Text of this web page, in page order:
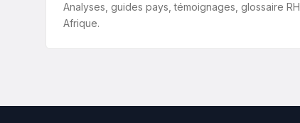
Analyses, guides pays, témoignages, glossaire RH
Afrique.